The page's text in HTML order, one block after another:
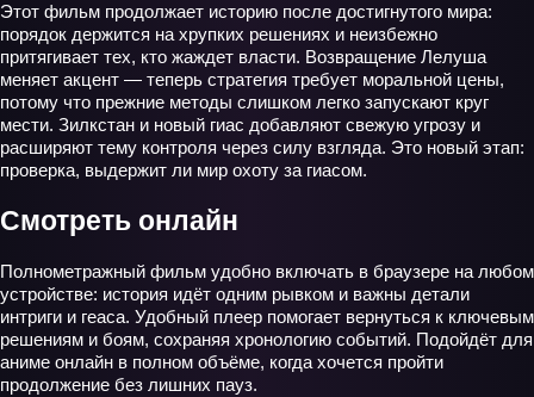
Этот фильм продолжает историю после достигнутого мира:
порядок держится на хрупких решениях и неизбежно
притягивает тех, кто жаждет власти. Возвращение Лелуша
меняет акцент — теперь стратегия требует моральной цены,
потому что прежние методы слишком легко запускают круг
мести. Зилкстан и новый гиас добавляют свежую угрозу и
расширяют тему контроля через силу взгляда. Это новый этап:
проверка, выдержит ли мир охоту за гиасом.
Смотреть онлайн
Полнометражный фильм удобно включать в браузере на любом
устройстве: история идёт одним рывком и важны детали
интриги и геаса. Удобный плеер помогает вернуться к ключевым
решениям и боям, сохраняя хронологию событий. Подойдёт для
аниме онлайн в полном объёме, когда хочется пройти
продолжение без лишних пауз.